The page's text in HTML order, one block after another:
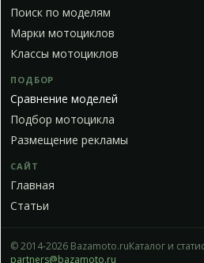
Поиск по моделям
Марки мотоциклов
Классы мотоциклов
ПОДБОР
Сравнение моделей
Подбор мотоцикла
Размещение рекламы
САЙТ
Главная
Статьи
© 2014-2026 Bazamoto.ruКаталог и
partners@bazamoto.ru